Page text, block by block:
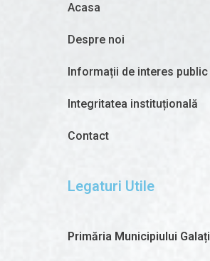
Acasa
Despre noi
Informații de interes public
Integritatea instituțională
Contact
Legaturi Utile
Primăria Municipiului Galați